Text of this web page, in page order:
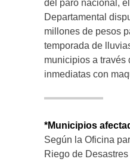
del paro nacional,
Departamental
millones de pesos
temporada de
municipios a través
inmediatas con
*Municipios
Según la Oficina
Riego de